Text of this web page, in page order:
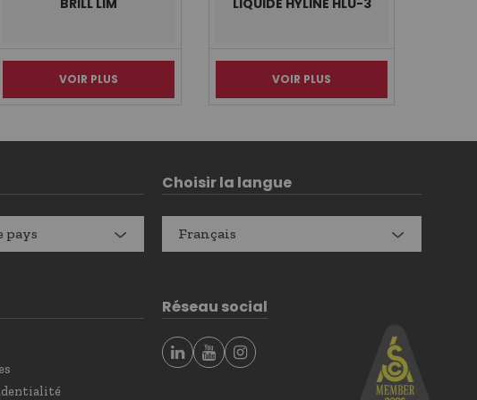
BRILL LIM
VOIR PLUS
LIQUIDE HYLINE HLU-3
VOIR PLUS
pays
Choisir la langue
Français
Réseau social